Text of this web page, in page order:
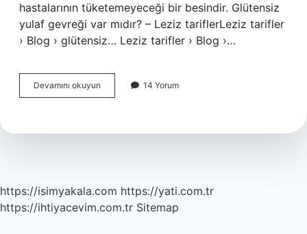
hastalarının tüketemeyeceği bir besindir. Glütensiz
yulaf gevreği var mıdır? – Leziz tariflerLeziz tarifler
› Blog › glütensiz… Leziz tarifler › Blog ›…
Devamını okuyun
Buğday
14 Yorum
https://isimyakala.com https://yati.com.tr
https://ihtiyacevim.com.tr Sitemap